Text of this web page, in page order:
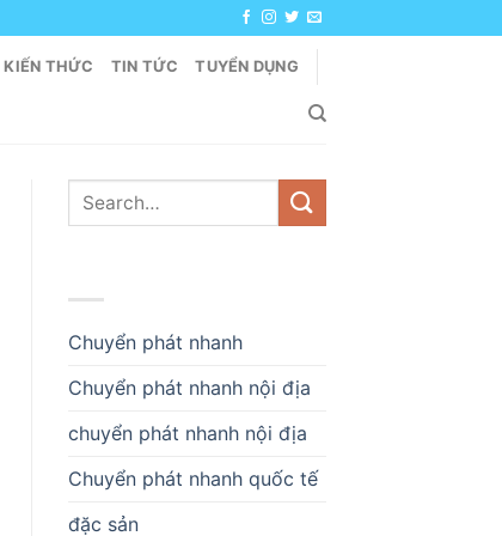
KIẾN THỨC TIN TỨC TUYỂN DỤNG
Chuyển phát nhanh
Chuyển phát nhanh nội địa
chuyển phát nhanh nội địa
Chuyển phát nhanh quốc tế
đặc sản